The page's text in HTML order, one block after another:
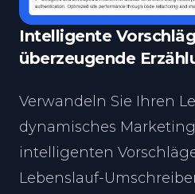
Intelligente
überzeugende
Verwandeln Sie Ihren
dynamisches
intelligenten
Lebenslauf-